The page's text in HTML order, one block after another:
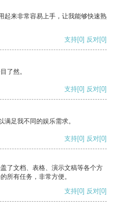
起来非常容易上手，让我能够快速熟
支持[0] 反对[0]
了然。
支持[0] 反对[0]
足我不同的娱乐需求。
支持[0] 反对[0]
了文档、表格、演示文稿等各个方
所有任务，非常方便。
支持[0] 反对[0]